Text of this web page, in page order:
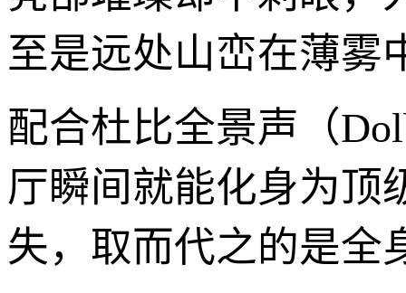
至是远处山峦在薄雾
配合杜比全景声（
厅瞬间就能化身为顶
失，取而代之的是全